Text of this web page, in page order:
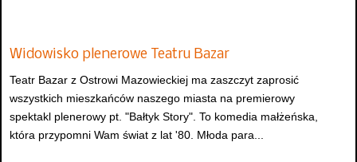
Widowisko plenerowe Teatru Bazar
Teatr Bazar z Ostrowi Mazowieckiej ma zaszczyt zaprosić
wszystkich mieszkańców naszego miasta na premierowy
spektakl plenerowy pt. "Bałtyk Story". To komedia małżeńska,
która przypomni Wam świat z lat '80. Młoda para...